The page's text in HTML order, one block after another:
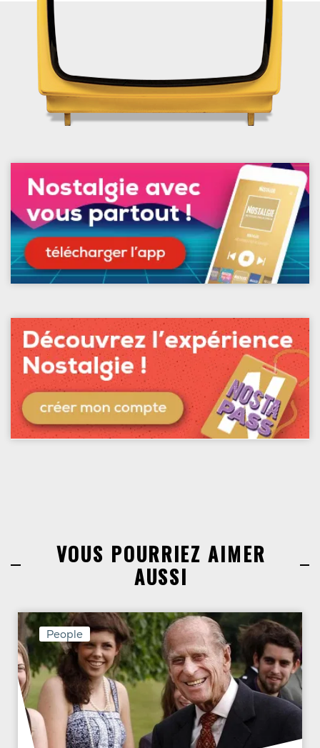
VOUS POURRIEZ AIMER
AUSSI
People